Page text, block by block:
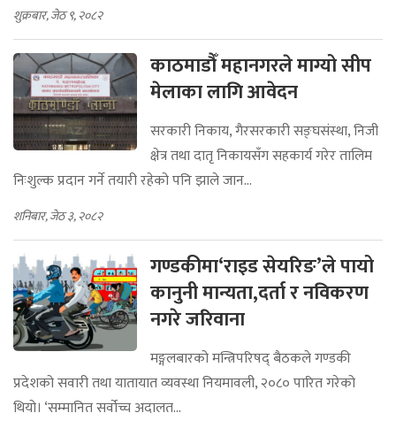
शुक्रबार, जेठ ९, २०८२
काठमाडौँ महानगरले माग्यो सीप
मेलाका लागि आवेदन
सरकारी निकाय, गैरसरकारी सङ्घसंस्था, निजी
क्षेत्र तथा दातृ निकायसँग सहकार्य गरेर तालिम
निःशुल्क प्रदान गर्ने तयारी रहेको पनि झाले जान...
शनिबार, जेठ ३, २०८२
गण्डकीमा‘राइड सेयरिङ’ले पायो
कानुनी मान्यता,दर्ता र नविकरण
नगरे जरिवाना
मङ्गलबारको मन्त्रिपरिषद् बैठकले गण्डकी
प्रदेशको सवारी तथा यातायात व्यवस्था नियमावली, २०८० पारित गरेको
थियो। ‘सम्मानित सर्वोच्च अदालत...